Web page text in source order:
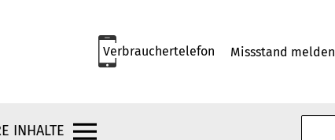
Verbrauchertelefon Missstand melden
INHALTE